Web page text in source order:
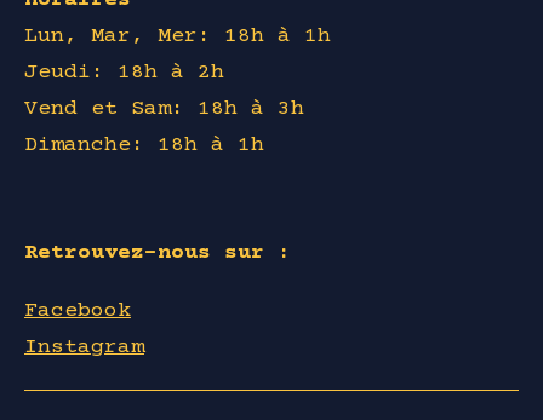
Lun, Mar, Mer: 18h à 1h
Jeudi: 18h à 2h
Vend et Sam: 18h à 3h
Dimanche: 18h à 1h
Retrouvez-nous sur :
Facebook
Instagram